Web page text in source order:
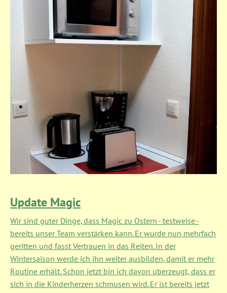
Update Magic
Wir sind guter Dinge, dass Magic zu Ostern - testweise -
bereits unser Team verstärken kann. Er wurde nun mehrfach
geritten und fasst Vertrauen in das Reiten. In der
Wintersaison werde ich ihn weiter ausbilden, damit er mehr
Routine erhält. Schon jetzt bin ich davon überzeugt, dass er
sich in die Kinderherzen schmusen wird. Er ist bereits jetzt